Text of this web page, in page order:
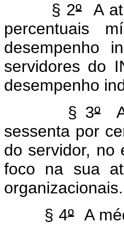
§ 2ºA
percentuais
desempenho
servidores do
desempenho
§ 3ºA
sessenta por
do servidor, no
foco na sua
organizacionais.
§ 4º A